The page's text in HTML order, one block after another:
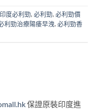
印度必利勁, 必利勁, 必利勁價
利勁治療陽痿早洩, 必利勁香
保證原裝印度進